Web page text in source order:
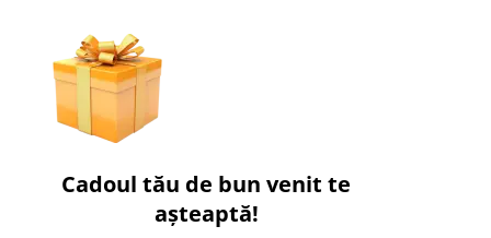
Cadoul tău de bun venit te
așteaptă!